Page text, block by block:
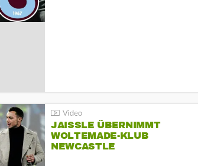
JAISSLE ÜBERNIMMT
WOLTEMADE-KLUB
NEWCASTLE